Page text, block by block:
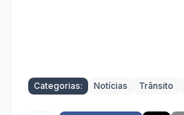
Categorias: Notícias Trânsito